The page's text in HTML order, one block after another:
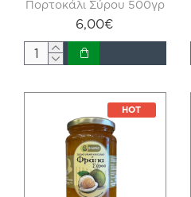
Πορτοκάλι Σύρου 500γρ
6,00€
HOT